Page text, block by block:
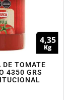
DE TOMATE
4350 GRS